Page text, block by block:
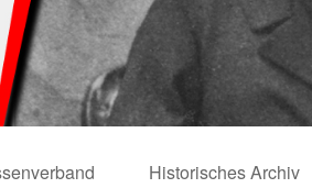
Historisches Archiv